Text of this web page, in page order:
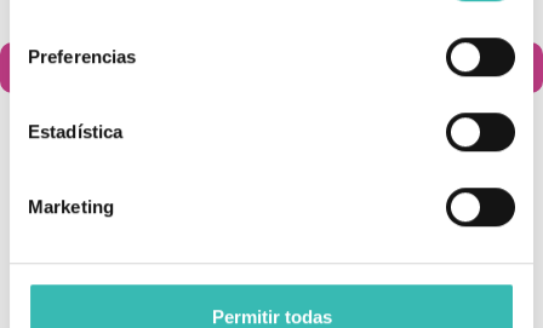
Preferencias
Estadística
Marketing
Permitir todas
Añadir al carrito
Añadir al carrito
